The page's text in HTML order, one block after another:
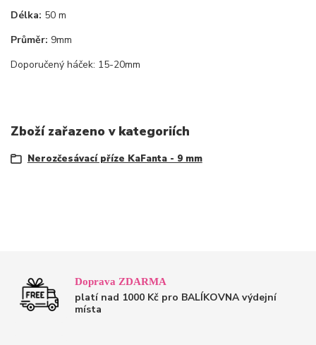
Délka: 50 m
Průměr: 9mm
Doporučený háček: 15-20mm
Zboží zařazeno v kategoriích
Nerozčesávací příze KaFanta - 9 mm
Doprava ZDARMA
platí nad 1000 Kč pro BALÍKOVNA výdejní
místa